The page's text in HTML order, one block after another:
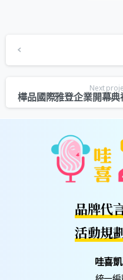
Next
樺品國際雅登企業開幕典
品牌代
活動規
哇喜